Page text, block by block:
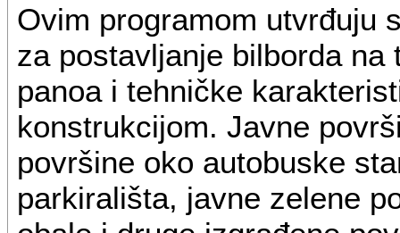
Ovim programom utvrđuju
za postavljanje bilborda
panoa i tehničke
konstrukcijom. Javne
površine oko autobuske
parkirališta, javne zelene